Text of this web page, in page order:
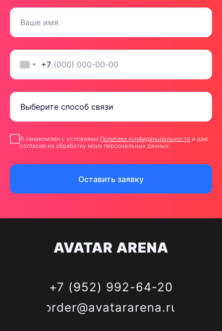
+7
Я ознакомлен с условиями Политики конфиденциальности и даю
согласие на обработку моих персональных данных.
Оставить заявку
+7 (952) 992-64-20
order@avatararena.ru
AVATAR ARENA